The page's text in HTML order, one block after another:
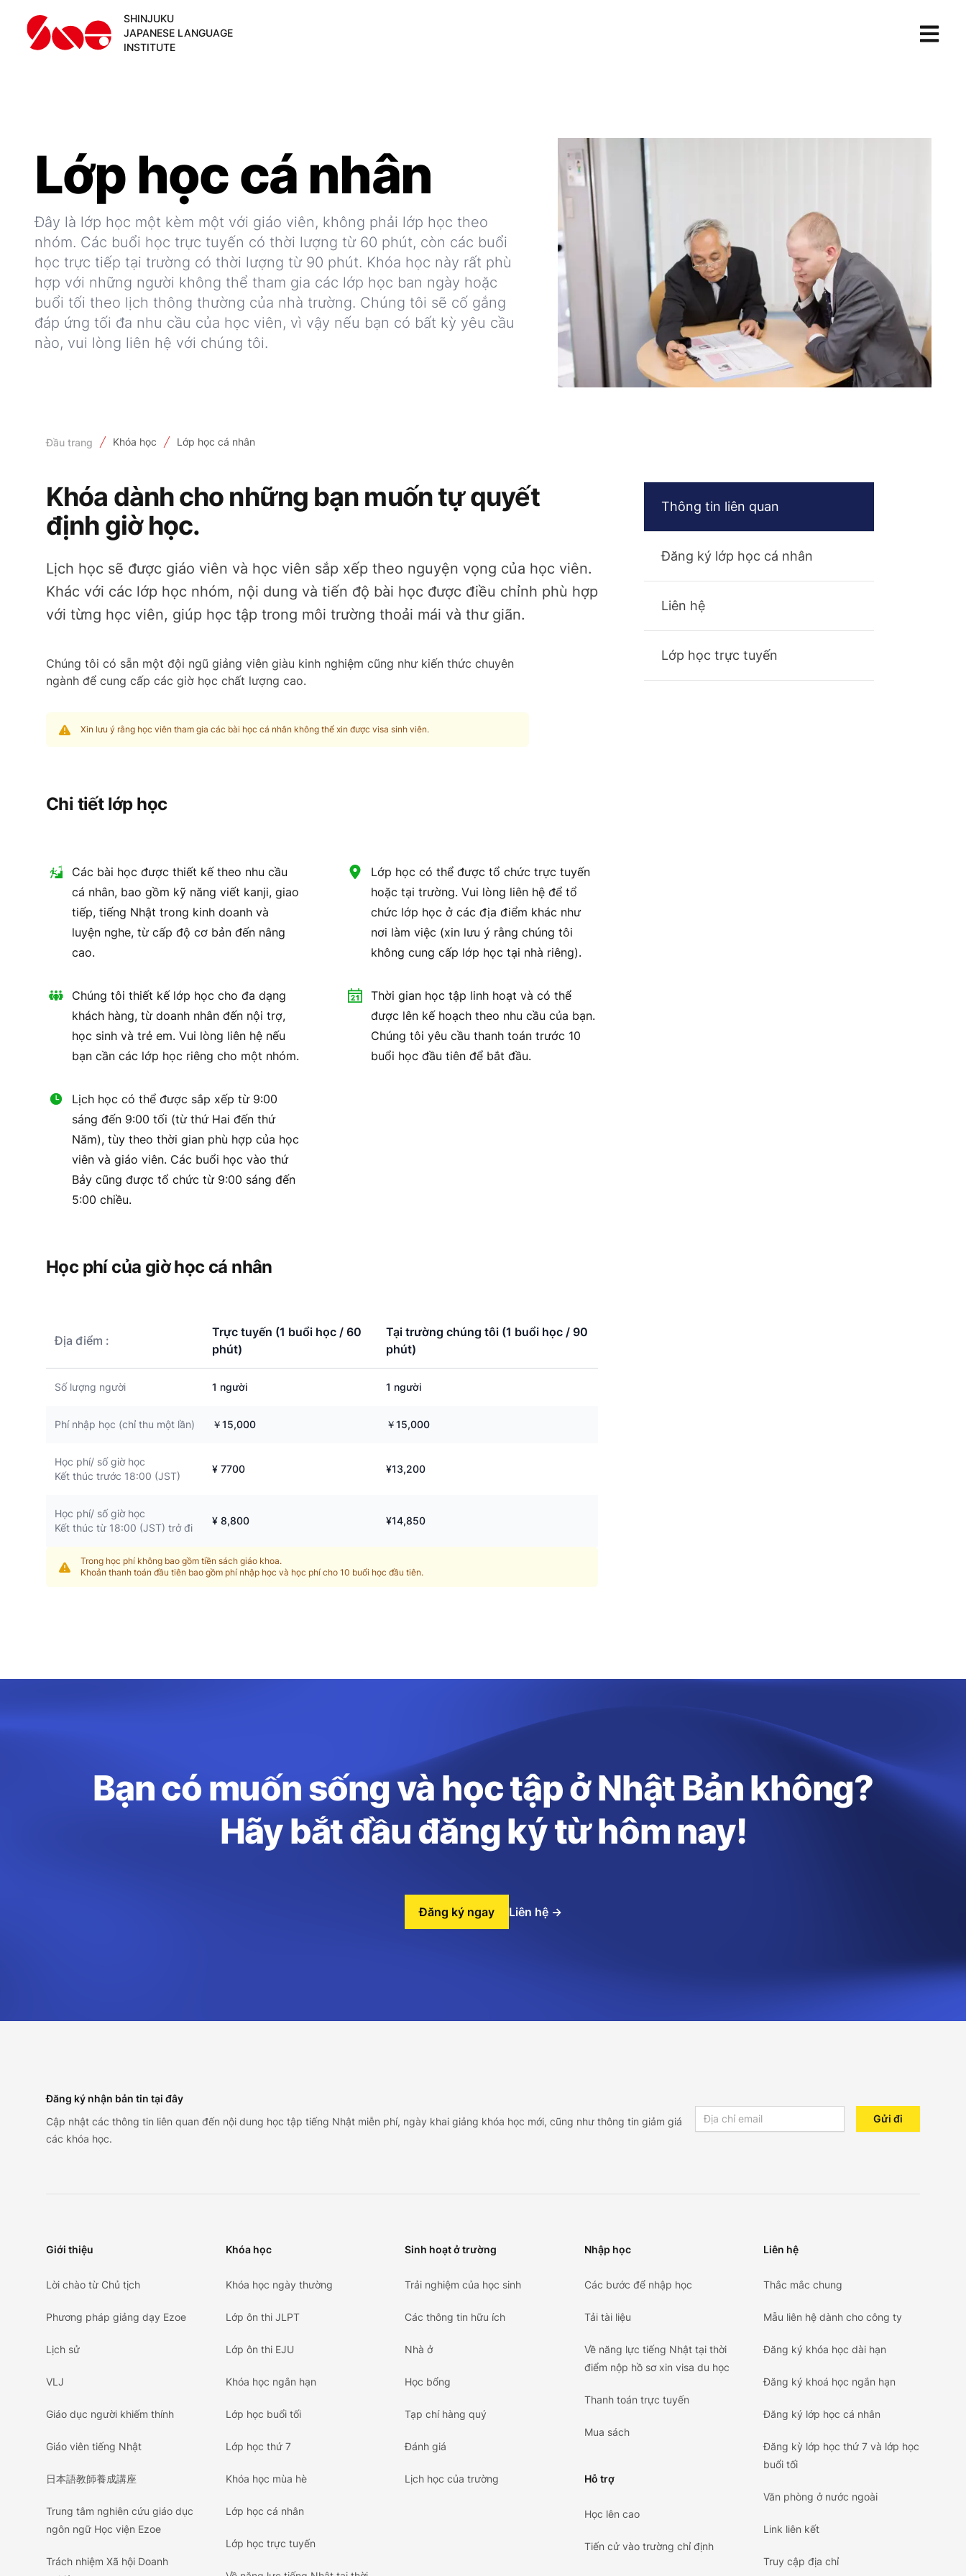
SHINJUKU
JAPANESE LANGUAGE
INSTITUTE
Lớp học cá nhân
Đây là lớp học một kèm một với giáo viên, không phải lớp học theo
nhóm. Các buổi học trực tuyến có thời lượng từ 60 phút, còn các buổi
học trực tiếp tại trường có thời lượng từ 90 phút. Khóa học này rất phù
hợp với những người không thể tham gia các lớp học ban ngày hoặc
buổi tối theo lịch thông thường của nhà trường. Chúng tôi sẽ cố gắng
đáp ứng tối đa nhu cầu của học viên, vì vậy nếu bạn có bất kỳ yêu cầu
nào, vui lòng liên hệ với chúng tôi.
Đầu trang Khóa học Lớp học cá nhân
Khóa dành cho những bạn muốn tự quyết
định giờ học.
Lịch học sẽ được giáo viên và học viên sắp xếp theo nguyện vọng của học viên.
Khác với các lớp học nhóm, nội dung và tiến độ bài học được điều chỉnh phù hợp
với từng học viên, giúp học tập trong môi trường thoải mái và thư giãn.
Chúng tôi có sẵn một đội ngũ giảng viên giàu kinh nghiệm cũng như kiến ​​thức chuyên
ngành để cung cấp các giờ học chất lượng cao.
Xin lưu ý rằng học viên tham gia các bài học cá nhân không thể xin được visa sinh viên.
Chi tiết lớp học
Các bài học được thiết kế theo nhu cầu
cá nhân, bao gồm kỹ năng viết kanji, giao
tiếp, tiếng Nhật trong kinh doanh và
luyện nghe, từ cấp độ cơ bản đến nâng
cao.
Lớp học có thể được tổ chức trực tuyến
hoặc tại trường. Vui lòng liên hệ để tổ
chức lớp học ở các địa điểm khác như
nơi làm việc (xin lưu ý rằng chúng tôi
không cung cấp lớp học tại nhà riêng).
Chúng tôi thiết kế lớp học cho đa dạng
khách hàng, từ doanh nhân đến nội trợ,
học sinh và trẻ em. Vui lòng liên hệ nếu
bạn cần các lớp học riêng cho một nhóm.
Thời gian học tập linh hoạt và có thể
được lên kế hoạch theo nhu cầu của bạn.
Chúng tôi yêu cầu thanh toán trước 10
buổi học đầu tiên để bắt đầu.
Lịch học có thể được sắp xếp từ 9:00
sáng đến 9:00 tối (từ thứ Hai đến thứ
Năm), tùy theo thời gian phù hợp của học
viên và giáo viên. Các buổi học vào thứ
Bảy cũng được tổ chức từ 9:00 sáng đến
5:00 chiều.
Học phí của giờ học cá nhân
Địa điểm :
Trực tuyến (1 buổi học / 60
phút)
Tại trường chúng tôi (1 buổi học / 90
phút)
Số lượng người 1 người 1 người
Phí nhập học (chỉ thu một lần) ￥15,000 ￥15,000
Học phí/ số giờ học
Kết thúc trước 18:00 (JST)
¥ 7700 ¥13,200
Học phí/ số giờ học
Kết thúc từ 18:00 (JST) trở đi
¥ 8,800 ¥14,850
Trong học phí không bao gồm tiền sách giáo khoa.
Khoản thanh toán đầu tiên bao gồm phí nhập học và học phí cho 10 buổi học đầu tiên.
Thông tin liên quan
Đăng ký lớp học cá nhân
Liên hệ
Lớp học trực tuyến
Bạn có muốn sống và học tập ở Nhật Bản không?
Hãy bắt đầu đăng ký từ hôm nay!
Đăng ký ngay Liên hệ →
Đăng ký nhận bản tin tại đây
Cập nhật các thông tin liên quan đến nội dung học tập tiếng Nhật miễn phí, ngày khai giảng khóa học mới, cũng như thông tin giảm giá
các khóa học.
Email address Gửi đi
Giới thiệu
Lời chào từ Chủ tịch
Phương pháp giảng dạy Ezoe
Lịch sử
VLJ
Giáo dục người khiếm thính
Giáo viên tiếng Nhật
日本語教師養成講座
Trung tâm nghiên cứu giáo dục
ngôn ngữ Học viện Ezoe
Trách nhiệm Xã hội Doanh
Khóa học
Khóa học ngày thường
Lớp ôn thi JLPT
Lớp ôn thi EJU
Khóa học ngắn hạn
Lớp học buổi tối
Lớp học thứ 7
Khóa học mùa hè
Lớp học cá nhân
Lớp học trực tuyến
Sinh hoạt ở trường
Trải nghiệm của học sinh
Các thông tin hữu ích
Nhà ở
Học bổng
Tạp chí hàng quý
Đánh giá
Lịch học của trường
Nhập học
Các bước để nhập học
Tải tài liệu
Về năng lực tiếng Nhật tại thời
điểm nộp hồ sơ xin visa du học
Thanh toán trực tuyến
Mua sách
Hỗ trợ
Học lên cao
Tiến cử vào trường chỉ định
Liên hệ
Thắc mắc chung
Mẫu liên hệ dành cho công ty
Đăng ký khóa học dài hạn
Đăng ký khoá học ngắn hạn
Đăng ký lớp học cá nhân
Đăng kỳ lớp học thứ 7 và lớp học
buổi tối
Văn phòng ở nước ngoài
Link liên kết
Truy cập địa chỉ